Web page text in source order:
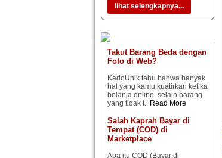
lihat selengkapnya...
Takut Barang Beda dengan
Foto di Web?
KadoUnik tahu bahwa banyak
hal yang kamu kuatirkan ketika
belanja online, selain barang
yang tidak t.. Read More
Salah Kaprah Bayar di
Tempat (COD) di
Marketplace
Apa itu COD (Bayar di